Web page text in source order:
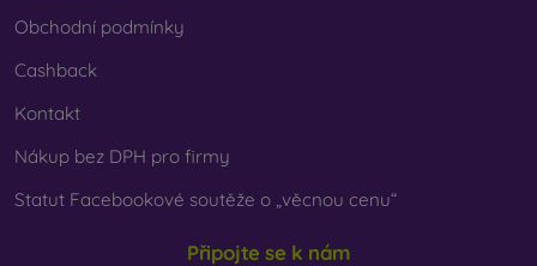
Obchodní podmínky
Cashback
Kontakt
Nákup bez DPH pro firmy
Statut Facebookové soutěže o „věcnou cenu“
Připojte se k nám